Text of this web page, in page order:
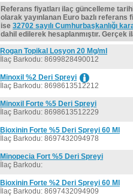
Referans fiyatları ilaç güncelleme
olarak yayınlanan Euro bazlı referans
ise 32702 sayılı Cumhurbaşkanlığı
dahil edilerek hesaplanmıştır. Gerçek
Rogan Topikal Losyon 20 Mg/ml
İlaç Barkodu: 8699828490012
Minoxil %2 Deri Spreyi
İlaç Barkodu: 8698613512212
Minoxil Forte %5 Deri Spreyi
İlaç Barkodu: 8698613512229
Bioxinin Forte %5 Deri Spreyi 60 Ml
İlaç Barkodu: 8697432094978
Minopecia Fort %5 Deri Spreyi
İlaç Barkodu:
Bioxinin Forte %2 Deri Spreyi 60 Ml
İlaç Barkodu: 8697432094909